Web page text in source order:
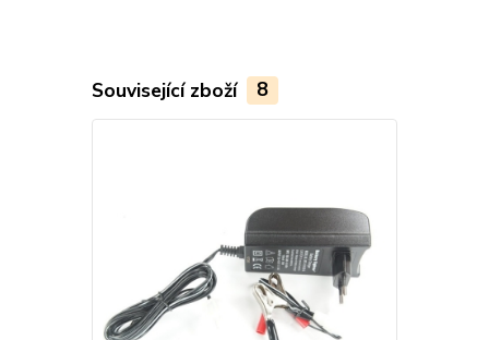
Související zboží 8